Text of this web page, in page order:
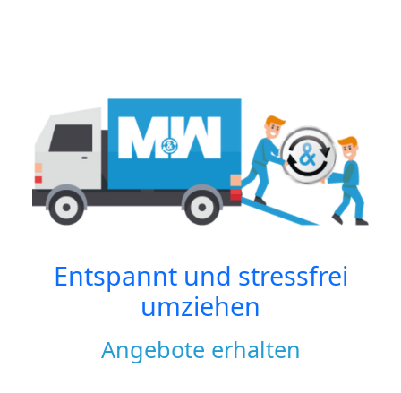
Entspannt und stressfrei
umziehen
Angebote erhalten